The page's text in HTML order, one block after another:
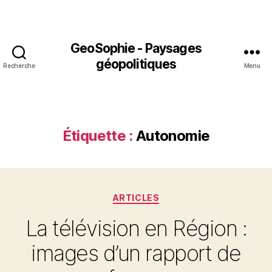
Recherche
GeoSophie - Paysages
géopolitiques
Menu
Étiquette : Autonomie
Catégories
ARTICLES
La télévision en Région :
images d’un rapport de